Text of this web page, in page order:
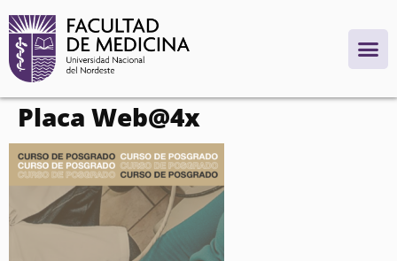
contenido
Placa Web@4x